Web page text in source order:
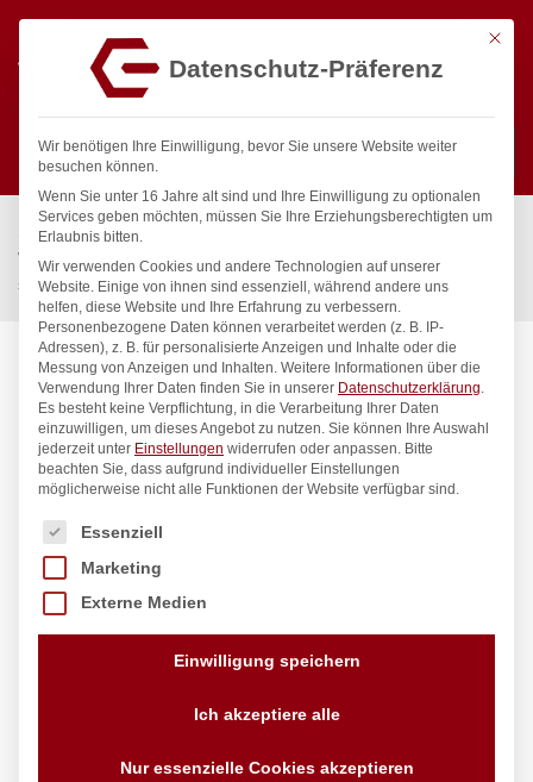
Suchen
Start / Gastronomiebedarf & Gastro Geräte für Profis
Wassertechnik
Wellnes
spa Kneipp’sche Garnitur 1/2″ Ø 20mm 1/2″ ÜM
Mit
Datenschutz-Präferenz
Wir benötigen Ihre Einwilligung, bevor Sie unsere Website weiter
besuchen können.
Wenn Sie unter 16 Jahre alt sind und Ihre Einwilligung zu optionalen
Services geben möchten, müssen Sie Ihre Erziehungsberechtigten um
Erlaubnis bitten.
Wir verwenden Cookies und andere Technologien auf unserer
Website. Einige von ihnen sind essenziell, während andere uns
helfen, diese Website und Ihre Erfahrung zu verbessern.
Personenbezogene Daten können verarbeitet werden (z. B. IP-
Adressen), z. B. für personalisierte Anzeigen und Inhalte oder die
Messung von Anzeigen und Inhalten. Weitere Informationen über die
Verwendung Ihrer Daten finden Sie in unserer Datenschutzerklärung.
Es besteht keine Verpflichtung, in die Verarbeitung Ihrer Daten
einzuwilligen, um dieses Angebot zu nutzen. Sie können Ihre Auswahl
jederzeit unter Einstellungen widerrufen oder anpassen. Bitte
beachten Sie, dass aufgrund individueller Einstellungen
möglicherweise nicht alle Funktionen der Website verfügbar sind.
Es folgt eine Liste der Service-Gruppen, für die eine
Essenziell
Marketing
Externe Medien
Einwilligung speichern
Ich akzeptiere alle
Nur essenzielle Cookies akzeptieren